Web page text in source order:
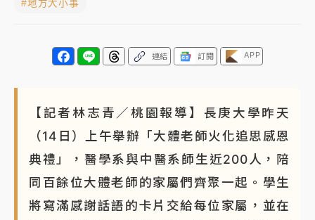
台東農業處長涉圖利渡假村！東檢抗告成功 今重開羈
父親節泡湯了！中颱白海豚雨彈轟3天 「紅到發紫」降
雨熱區曝
#地方大小事
連結 訂閱 APP
【記者林志青／桃園報導】長庚大學昨天
（14日）上午舉辦「大體老師火化追思感恩
典禮」，醫學系與中醫系師生近200人，陪
同百餘位大體老師的家屬們齊聚一起。學生
將寫滿感謝話語的卡片交給每位家屬，並在